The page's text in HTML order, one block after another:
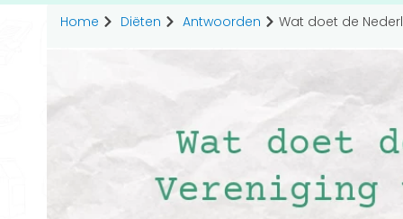
Home Diëten Antwoorden Wat doet de